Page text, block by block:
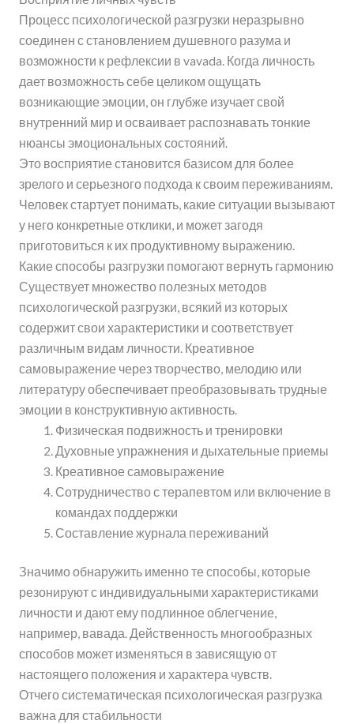
Процесс психологической разгрузки неразрывно
соединен с становлением душевного разума и
возможности к рефлексии в vavada. Когда личность
дает возможность себе целиком ощущать
возникающие эмоции, он глубже изучает свой
внутренний мир и осваивает распознавать тонкие
нюансы эмоциональных состояний.
Это восприятие становится базисом для более
зрелого и серьезного подхода к своим переживаниям.
Человек стартует понимать, какие ситуации вызывают
у него конкретные отклики, и может загодя
приготовиться к их продуктивному выражению.
Какие способы разгрузки помогают вернуть гармонию
Существует множество полезных методов
психологической разгрузки, всякий из которых
содержит свои характеристики и соответствует
различным видам личности. Креативное
самовыражение через творчество, мелодию или
литературу обеспечивает преобразовывать трудные
эмоции в конструктивную активность.
Физическая подвижность и тренировки
Духовные упражнения и дыхательные приемы
Креативное самовыражение
Сотрудничество с терапевтом или включение в
командах поддержки
Составление журнала переживаний
Значимо обнаружить именно те способы, которые
резонируют с индивидуальными характеристиками
личности и дают ему подлинное облегчение,
например, вавада. Действенность многообразных
способов может изменяться в зависящую от
настоящего положения и характера чувств.
Отчего систематическая психологическая разгрузка
важна для стабильности